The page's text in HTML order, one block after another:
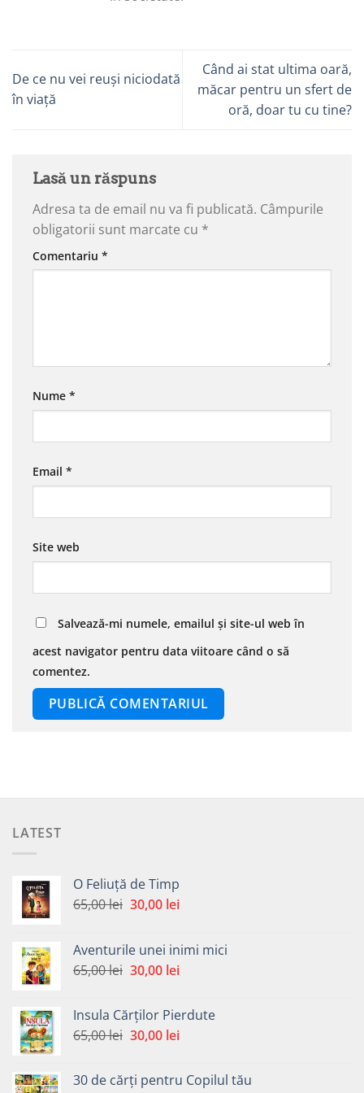
De ce nu vei reuși niciodată
în viață
Când ai stat ultima oară,
măcar pentru un sfert de
oră, doar tu cu tine?
Lasă un răspuns
Adresa ta de email nu va fi publicată. Câmpurile
obligatorii sunt marcate cu *
Comentariu *
Nume *
Email *
Site web
Salvează-mi numele, emailul și site-ul web în
acest navigator pentru data viitoare când o să
comentez.
LATEST
O Feliuță de Timp
65,00lei Prețul
fost:
65,00 lei.
30,00 leiPrețul
30,00 lei.
Aventurile unei inimi mici
65,00lei Prețul
fost:
65,00 lei.
30,00 leiPrețul
30,00 lei.
Insula Cărților Pierdute
65,00lei Prețul
fost:
30,00 leiPrețul
30,00 lei.
30 de cărți pentru Copilul tău